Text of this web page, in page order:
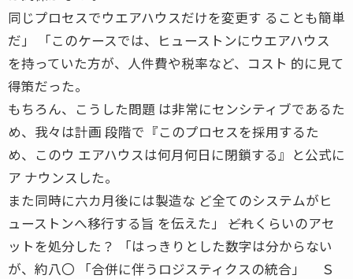
同じプロセスでウエアハウスだけを変更す ることも簡単
だ」 「このケースでは、ヒューストンにウエアハウス
を持っていた方が、人件費や税率など、コスト 的に見て
得策だった。
もちろん、こうした問題 は非常にセンシティブであるた
め、我々は計画 段階で『このプロセスを採用するた
め、このウ エアハウスは何月何日に閉鎖する』と公式に
ア ナウンスした。
また同時に六カ月後には製造な ど全てのシステムがヒ
ューストンへ移行する旨 を伝えた」 ――どれくらいのアセ
ットを処分した？ 「はっきりとした数字は分からない
が、約八〇 「合併に伴うロジスティクスの統合」 Ｓ